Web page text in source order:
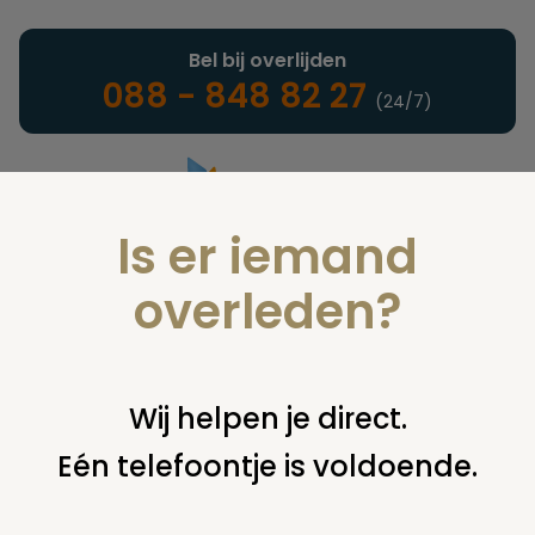
Landelijke uitvaartonderneming
Bel bij overlijden
088 - 848 82 27 (24/7)
U bent hier: home juridisch begraven overig begraven /
begraafplaats van mijn oma en opa
Is er iemand
overleden?
Wij helpen je direct.
Eén telefoontje is voldoende.